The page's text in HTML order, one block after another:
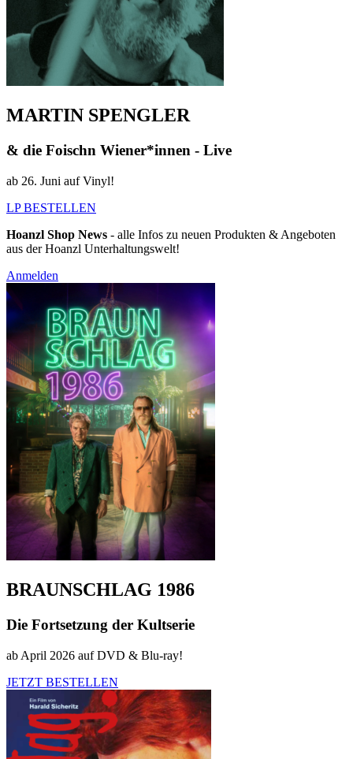
MARTIN SPENGLER
& die Foischn Wiener*innen - Live
ab 26. Juni auf Vinyl!
LP BESTELLEN
Hoanzl Shop News - alle Infos zu neuen Produkten & Angeboten
aus der Hoanzl Unterhaltungswelt!
Anmelden
BRAUNSCHLAG 1986
Die Fortsetzung der Kultserie
ab April 2026 auf DVD & Blu-ray!
JETZT BESTELLEN